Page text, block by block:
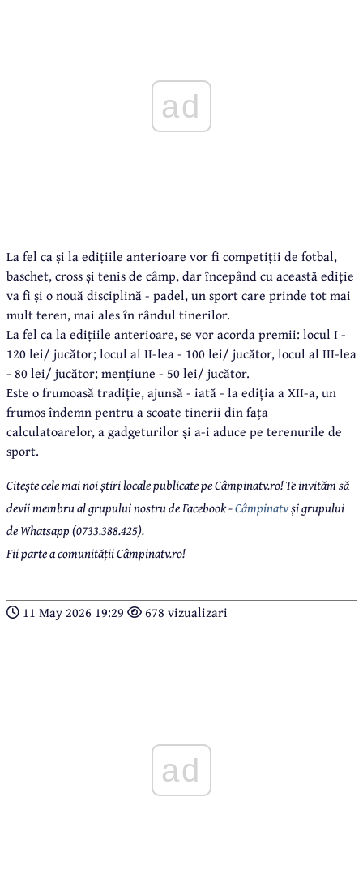
ad
La fel ca și la edițiile anterioare vor fi competiții de fotbal,
baschet, cross și tenis de câmp, dar începând cu această ediție
va fi și o nouă disciplină - padel, un sport care prinde tot mai
mult teren, mai ales în rândul tinerilor.
La fel ca la edițiile anterioare, se vor acorda premii: locul I -
120 lei/ jucător; locul al II-lea - 100 lei/ jucător, locul al III-lea
- 80 lei/ jucător; mențiune - 50 lei/ jucător.
Este o frumoasă tradiție, ajunsă - iată - la ediția a XII-a, un
frumos îndemn pentru a scoate tinerii din fața
calculatoarelor, a gadgeturilor și a-i aduce pe terenurile de
sport.
Citește cele mai noi știri locale publicate pe Câmpinatv.ro! Te invităm să
devii membru al grupului nostru de Facebook -Câmpinatvși grupului
de Whatsapp (0733.388.425).
Fii parte a comunității Câmpinatv.ro!
11 May 2026 19:29 678 vizualizari
ad